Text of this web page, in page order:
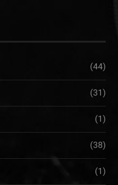
(44)
(31)
(1)
(38)
(1)